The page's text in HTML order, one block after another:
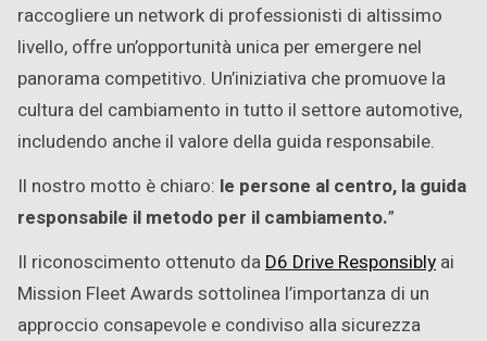
raccogliere un network di professionisti di altissimo
livello, offre un’opportunità unica per emergere nel
panorama competitivo. Un’iniziativa che promuove la
cultura del cambiamento in tutto il settore automotive,
includendo anche il valore della guida responsabile.
Il nostro motto è chiaro: le persone al centro, la guida
responsabile il metodo per il cambiamento.”
Il riconoscimento ottenuto daD6 Drive Responsibly ai
Mission Fleet Awards sottolinea l’importanza di un
approccio consapevole e condiviso alla sicurezza